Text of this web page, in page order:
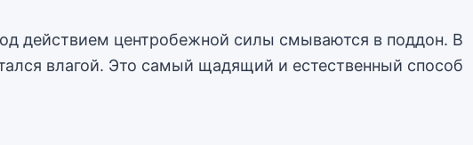
действием центробежной силы смываются в поддон. В
влагой. Это самый щадящий и естественный способ